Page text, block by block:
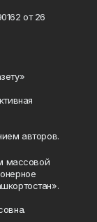
от 26
авторов.
массовой